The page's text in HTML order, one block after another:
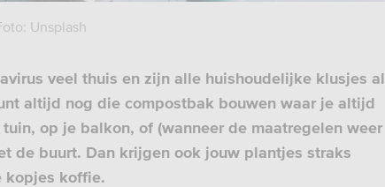
Unsplash
veel thuis en zijn alle huishoudelijke klusjes al
altijd nog die compostbak bouwen waar je altijd
op je balkon, of (wanneer de maatregelen weer
de buurt. Dan krijgen ook jouw plantjes straks
kopjes koffie.